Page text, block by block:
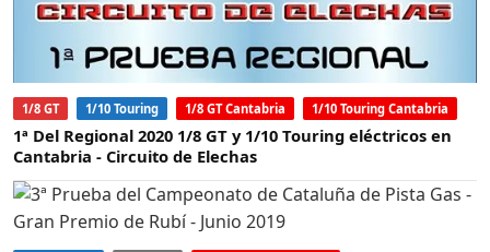
1/8 GT 1/10 Touring 1/8 GT Cantabria 1/10 Touring Cantabria
1ª Del Regional 2020 1/8 GT y 1/10 Touring eléctricos en
Cantabria - Circuito de Elechas